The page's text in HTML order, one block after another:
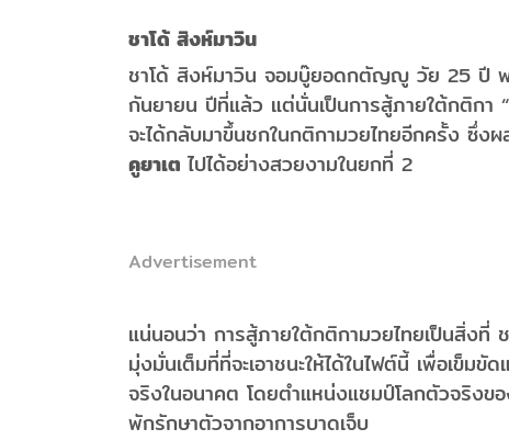
ชาโด้ สิงห์มาวิน
ชาโด้ สิงห์มาวิน จอมบู๊ยอดกตัญญู วัย 25 ปี
กันยายน ปีที่แล้ว แต่นั่นเป็นการสู้ภายใต้กติกา
จะได้กลับมาขึ้นชกในกติกามวยไทยอีกครั้ง ซึ่ง
คูยาเต ไปได้อย่างสวยงามในยกที่ 2
Advertisement
แน่นอนว่า การสู้ภายใต้กติกามวยไทยเป็นสิ่งที่
มุ่งมั่นเต็มที่ที่จะเอาชนะให้ได้ในไฟต์นี้ เพื่อเข็ม
จริงในอนาคต โดยตำแหน่งแชมป์โลกตัวจริงข
พักรักษาตัวจากอาการบาดเจ็บ